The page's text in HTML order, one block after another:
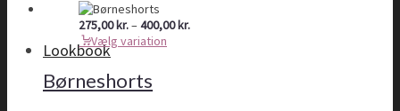
Lookbook
600,00 kr.
275,00kr.–400,00kr.Prisinterval:
Vælg variation
Børneshorts